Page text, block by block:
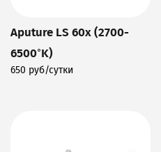
Aputure LS 60x (2700-
6500°K)
650 руб/сутки